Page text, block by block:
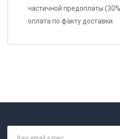
частичной предоплаты
оплата по факту доставки.